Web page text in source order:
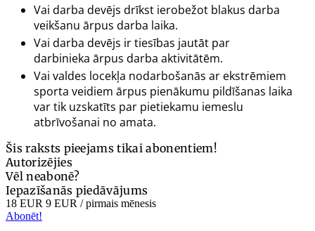
Vai darba devējs drīkst ierobežot blakus darba
veikšanu ārpus darba laika.
Vai darba devējs ir tiesības jautāt par
darbinieka ārpus darba aktivitātēm.
Vai valdes locekļa nodarbošanās ar ekstrēmiem
sporta veidiem ārpus pienākumu pildīšanas laika
var tik uzskatīts par pietiekamu iemeslu
atbrīvošanai no amata.
Šis raksts pieejams tikai abonentiem!
Autorizējies
Vēl neabonē?
Iepazīšanās piedāvājums
18 EUR 9 EUR / pirmais mēnesis
Abonēt!